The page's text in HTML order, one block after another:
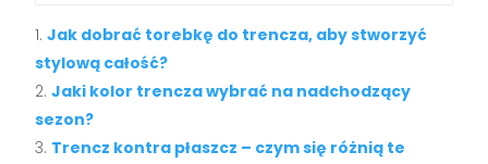
Jak dobrać torebkę do trencza, aby stworzyć
stylową całość?
Jaki kolor trencza wybrać na nadchodzący
sezon?
Trencz kontra płaszcz – czym się różnią te